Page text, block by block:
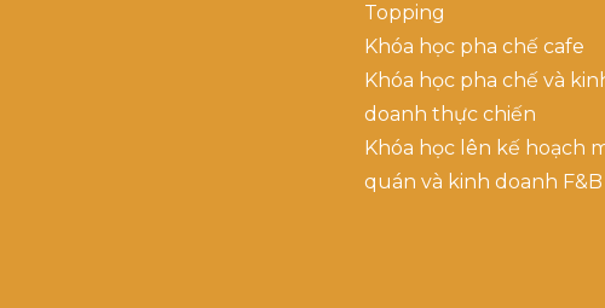
Topping
Khóa học pha chế cafe
Khóa học pha chế và
doanh thực chiến
Khóa học lên kế hoạch
quán và kinh doanh F&B